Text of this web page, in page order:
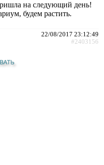
на следующий день!
будем растить.
22/08/2017 23:12:49
#2403156